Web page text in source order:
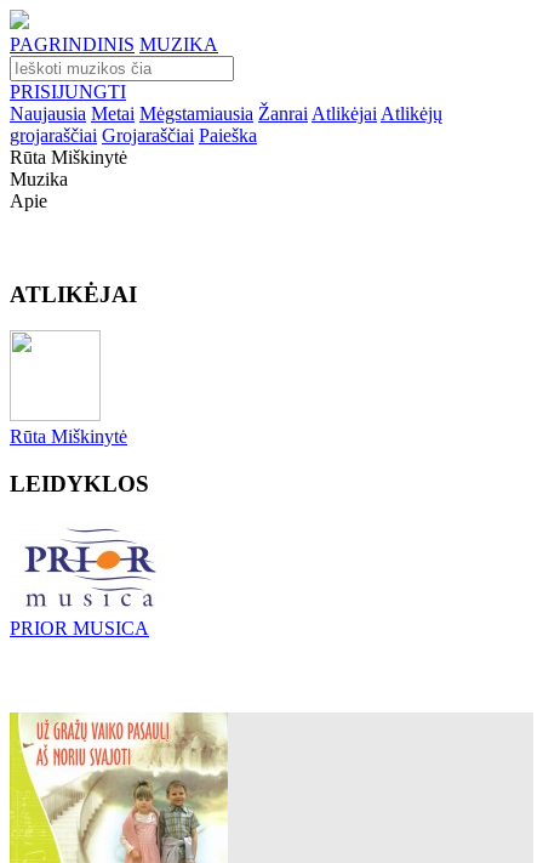
PAGRINDINIS MUZIKA
PRISIJUNGTI
Naujausia Metai Mėgstamiausia Žanrai Atlikėjai Atlikėjų
grojaraščiai Grojaraščiai Paieška
Rūta Miškinytė
Muzika
Apie
ATLIKĖJAI
Rūta Miškinytė
LEIDYKLOS
PRIOR MUSICA